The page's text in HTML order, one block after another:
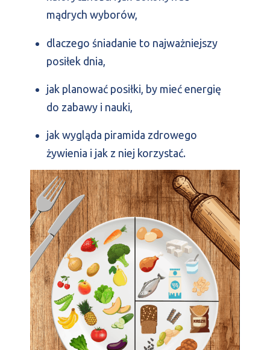
mądrych wyborów,
dlaczego śniadanie to najważniejszy
posiłek dnia,
jak planować posiłki, by mieć energię
do zabawy i nauki,
jak wygląda piramida zdrowego
żywienia i jak z niej korzystać.